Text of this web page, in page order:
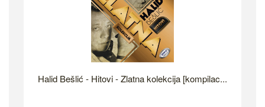
Halid Bešlić - Hitovi - Zlatna kolekcija [kompilac...